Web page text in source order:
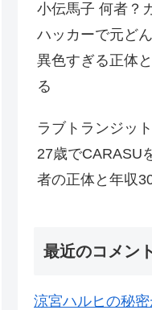
小伝馬子 何者？
ハッカーで元ど
異色すぎる正体
る
ラブトランジッ
27歳でCARASU
者の正体と年収
最近のコメント
涼宮ハルヒの秘